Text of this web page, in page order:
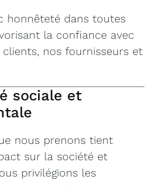
honnêteté dans toutes
la confiance avec
nos fournisseurs et
sociale et
nous prenons tient
sur la société et
privilégions les